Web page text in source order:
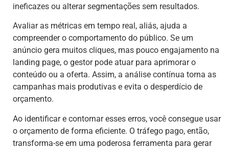
ineficazes ou alterar segmentações sem resultados.
Avaliar as métricas em tempo real, aliás, ajuda a
compreender o comportamento do público. Se um
anúncio gera muitos cliques, mas pouco engajamento na
landing page, o gestor pode atuar para aprimorar o
conteúdo ou a oferta. Assim, a análise contínua torna as
campanhas mais produtivas e evita o desperdício de
orçamento.
Ao identificar e contornar esses erros, você consegue usar
o orçamento de forma eficiente. O tráfego pago, então,
transforma-se em uma poderosa ferramenta para gerar